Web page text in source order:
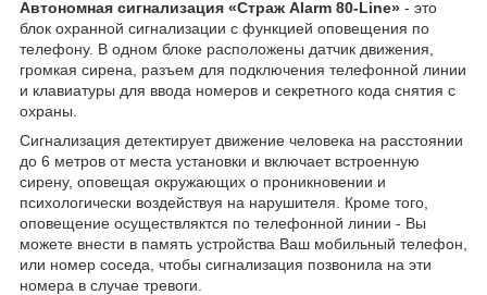
Автономная сигнализация «Страж Alarm 80-Line» - это
блок охранной сигнализации с функцией оповещения по
телефону. В одном блоке расположены датчик движения,
громкая сирена, разъем для подключения телефонной линии
и клавиатуры для ввода номеров и секретного кода снятия с
охраны.
Сигнализация детектирует движение человека на расстоянии
до 6 метров от места установки и включает встроенную
сирену, оповещая окружающих о проникновении и
психологически воздействуя на нарушителя. Кроме того,
оповещение осуществляктся по телефонной линии - Вы
можете внести в память устройства Ваш мобильный телефон,
или номер соседа, чтобы сигнализация позвонила на эти
номера в случае тревоги.